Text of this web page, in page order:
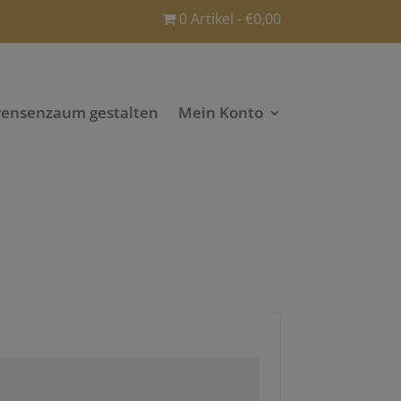
0 Artikel €0,00
gestalten Mein Konto